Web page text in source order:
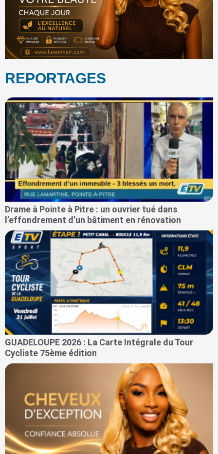
REPORTAGES
Drame à Pointe à Pitre : un ouvrier tué dans
l’effondrement d’un bâtiment en rénovation
GUADELOUPE 2026 : La Carte Intégrale du Tour
Cycliste 75ème édition